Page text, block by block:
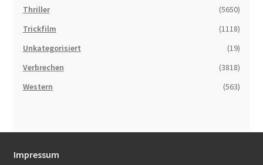
Thriller
(5650)
Trickfilm
(1118)
Unkategorisiert
(19)
Verbrechen
(3818)
Western
(563)
Impressum